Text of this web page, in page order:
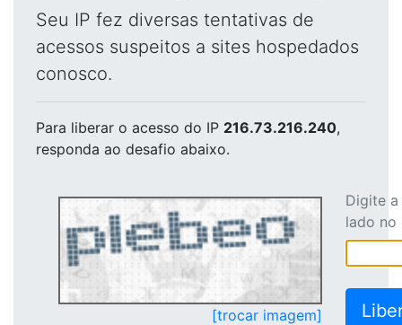
Seu IP fez diversas tentativas de
acessos suspeitos a sites hospedados
conosco.
Para liberar o acesso do IP 216.73.216.240,
responda ao desafio abaixo.
[trocar imagem]
Digite
lado no